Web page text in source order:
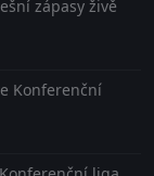
zápasy živě
Konferenční